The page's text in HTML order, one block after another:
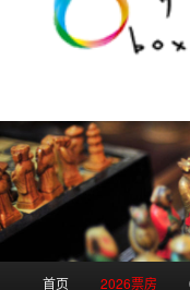
首页 2026票房